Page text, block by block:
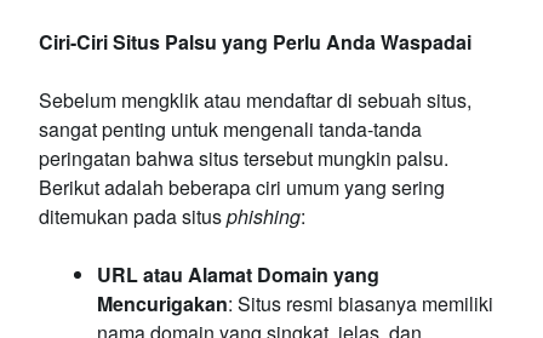
Ciri-Ciri Situs Palsu yang Perlu Anda Waspadai
Sebelum mengklik atau mendaftar di sebuah situs,
sangat penting untuk mengenali tanda-tanda
peringatan bahwa situs tersebut mungkin palsu.
Berikut adalah beberapa ciri umum yang sering
ditemukan pada situsphishing:
URL atau Alamat Domain yang
Mencurigakan: Situs resmi biasanya memiliki